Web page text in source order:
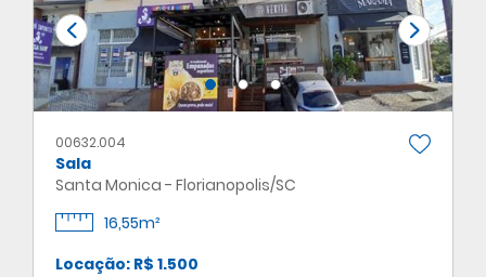
00632.004
Sala
Santa Monica - Florianopolis/SC
16,55m²
Locação: R$ 1.500